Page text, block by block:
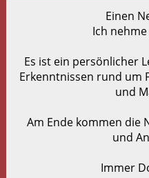
Einen
Ich
Es ist ein persönlicher
Erkenntnissen rund um
und
Am Ende kommen die
und
Immer